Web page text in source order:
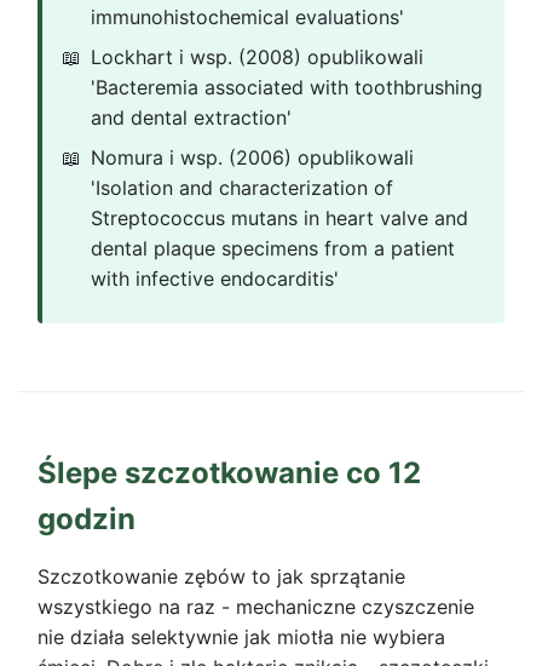
immunohistochemical evaluations'
Lockhart i wsp. (2008) opublikowali
'Bacteremia associated with toothbrushing
and dental extraction'
Nomura i wsp. (2006) opublikowali
'Isolation and characterization of
Streptococcus mutans in heart valve and
dental plaque specimens from a patient
with infective endocarditis'
Ślepe szczotkowanie co 12
godzin
Szczotkowanie zębów to jak sprzątanie
wszystkiego na raz - mechaniczne czyszczenie
nie działa selektywnie jak miotła nie wybiera